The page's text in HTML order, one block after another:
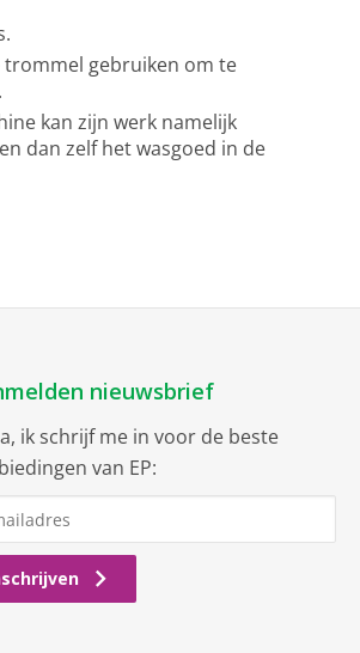
trommel gebruiken om te
kan zijn werk namelijk
dan zelf het wasgoed in de
nieuwsbrief
ik schrijf me in voor de beste
van EP: